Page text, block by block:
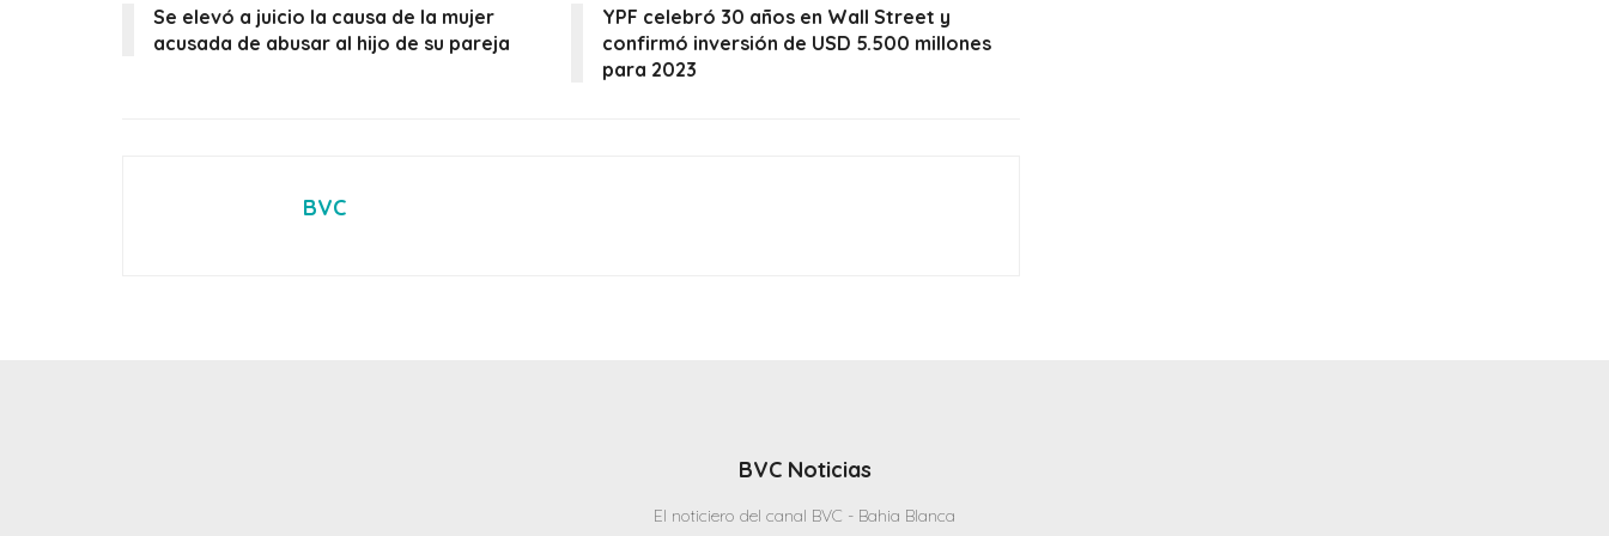
Se elevó a juicio la causa de la mujer
acusada de abusar al hijo de su pareja
YPF celebró 30 años en Wall Street y
confirmó inversión de USD 5.500 millones
para 2023
BVC
BVC Noticias
El noticiero del canal BVC - Bahia Blanca